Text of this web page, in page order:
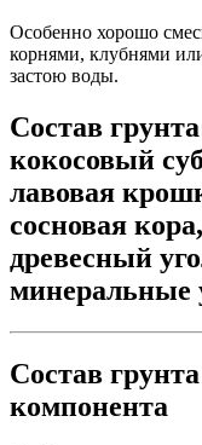
Особенно хорошо
корнями, клубнями
застою воды.
Состав
кокосовый
лавовая
сосновая
древесный
минеральные
Состав
компонента